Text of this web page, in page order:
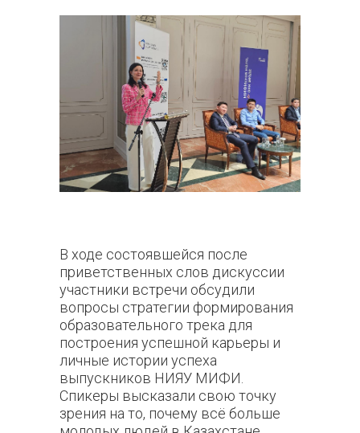
В ходе состоявшейся после
приветственных слов дискуссии
участники встречи обсудили
вопросы стратегии формирования
образовательного трека для
построения успешной карьеры и
личные истории успеха
выпускников НИЯУ МИФИ.
Спикеры высказали свою точку
зрения на то, почему всё больше